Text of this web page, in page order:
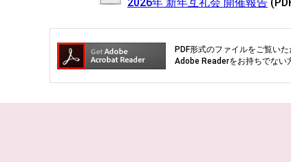
PDF形式のファイルをご覧い
Adobe Readerをお持ちでない